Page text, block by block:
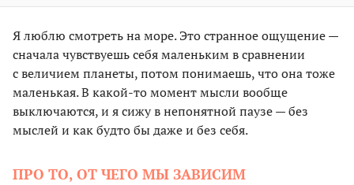
Я люблю смотреть на море. Это странное ощущение —
сначала чувствуешь себя маленьким в сравнении
с величием планеты, потом понимаешь, что она тоже
маленькая. В какой-то момент мысли вообще
выключаются, и я сижу в непонятной паузе — без
мыслей и как будто бы даже и без себя.
ПРО ТО, ОТ ЧЕГО МЫ ЗАВИСИМ